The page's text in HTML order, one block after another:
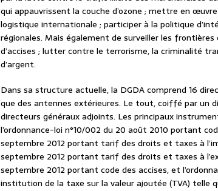
qui appauvrissent la couche d’ozone ; mettre en
logistique internationale ; participer à la politique
régionales. Mais également de surveiller les
d’accises ; lutter contre le terrorisme, la criminalité
d’argent.
Dans sa structure actuelle, la DGDA comprend 16
que des antennes extérieures. Le tout, coiffé par un
directeurs généraux adjoints. Les principaux
l’ordonnance-loi n°10/002 du 20 août 2010 portant
septembre 2012 portant tarif des droits et taxes à
septembre 2012 portant tarif des droits et taxes à
septembre 2012 portant code des accises, et
institution de la taxe sur la valeur ajoutée (TVA) telle